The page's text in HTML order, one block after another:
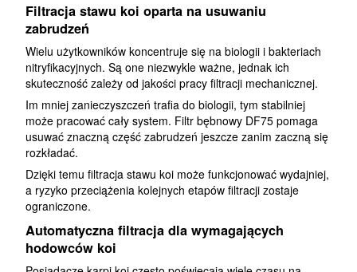
Filtracja stawu koi oparta na usuwaniu
zabrudzeń
Wielu użytkowników koncentruje się na biologii i bakteriach
nitryfikacyjnych. Są one niezwykle ważne, jednak ich
skuteczność zależy od jakości pracy filtracji mechanicznej.
Im mniej zanieczyszczeń trafia do biologii, tym stabilniej
może pracować cały system. Filtr bębnowy DF75 pomaga
usuwać znaczną część zabrudzeń jeszcze zanim zaczną się
rozkładać.
Dzięki temu filtracja stawu koi może funkcjonować wydajniej,
a ryzyko przeciążenia kolejnych etapów filtracji zostaje
ograniczone.
Automatyczna filtracja dla wymagających
hodowców koi